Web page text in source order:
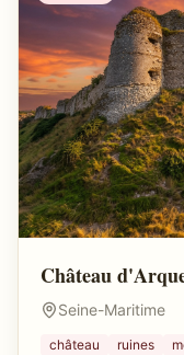
Château
Seine-Maritime
château ruines